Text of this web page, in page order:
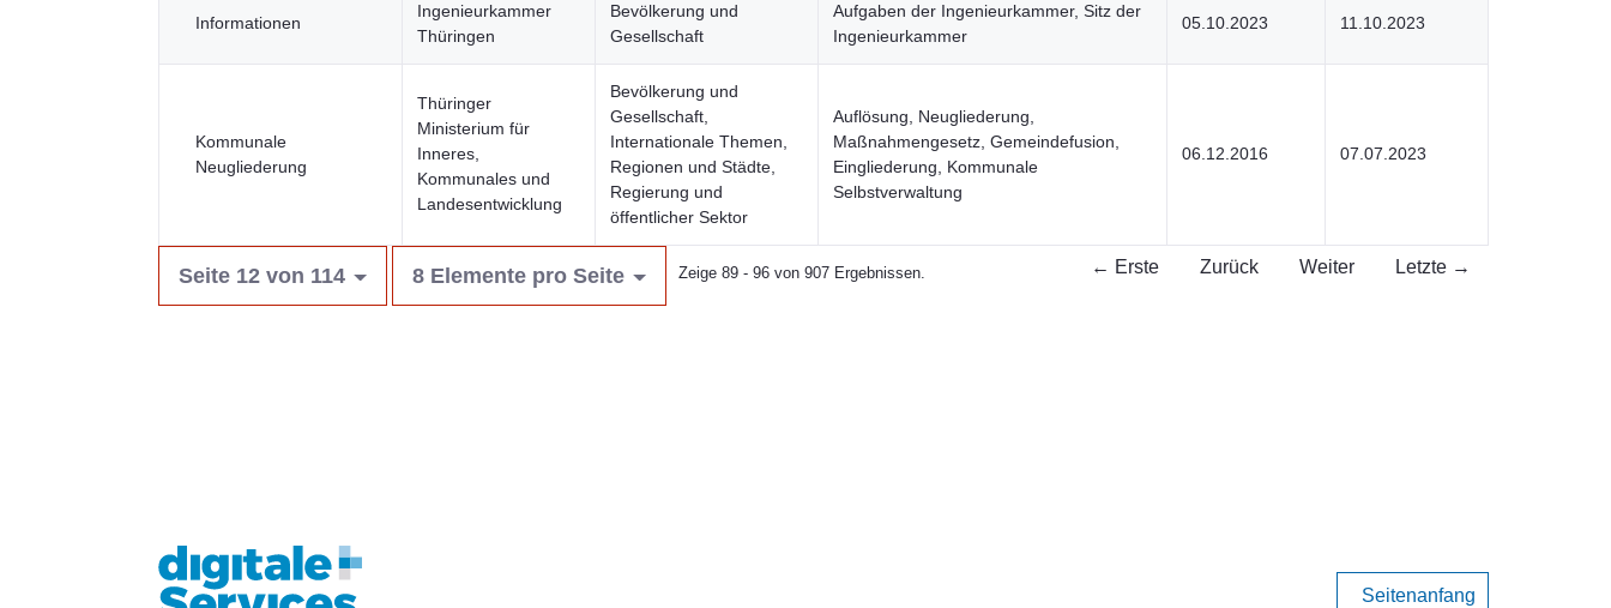
Informationen
Ingenieurkammer
Thüringen
Bevölkerung und
Gesellschaft
Aufgaben der Ingenieurkammer, Sitz der
Ingenieurkammer
05.10.2023 11.10.2023
Kommunale
Neugliederung
Thüringer
Ministerium für
Inneres,
Kommunales und
Landesentwicklung
Bevölkerung und
Gesellschaft,
Internationale Themen,
Regionen und Städte,
Regierung und
öffentlicher Sektor
Auflösung, Neugliederung,
Maßnahmengesetz, Gemeindefusion,
Eingliederung, Kommunale
Selbstverwaltung
06.12.2016 07.07.2023
Seite 12 von 114 8 Elemente pro Seite Zeige 89 - 96 von 907 Ergebnissen. ← Erste Zurück Weiter Letzte →
Seitenanfang